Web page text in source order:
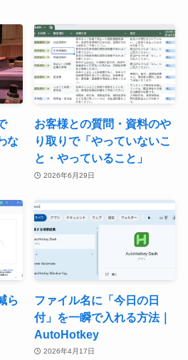
な
お客様との質問・資料のや
り取りで「やっていないこ
と・やっていること」
2026年6月29日
ら
ファイル名に「今日の日
付」を一瞬で入れる方法｜
AutoHotkey
2026年4月17日